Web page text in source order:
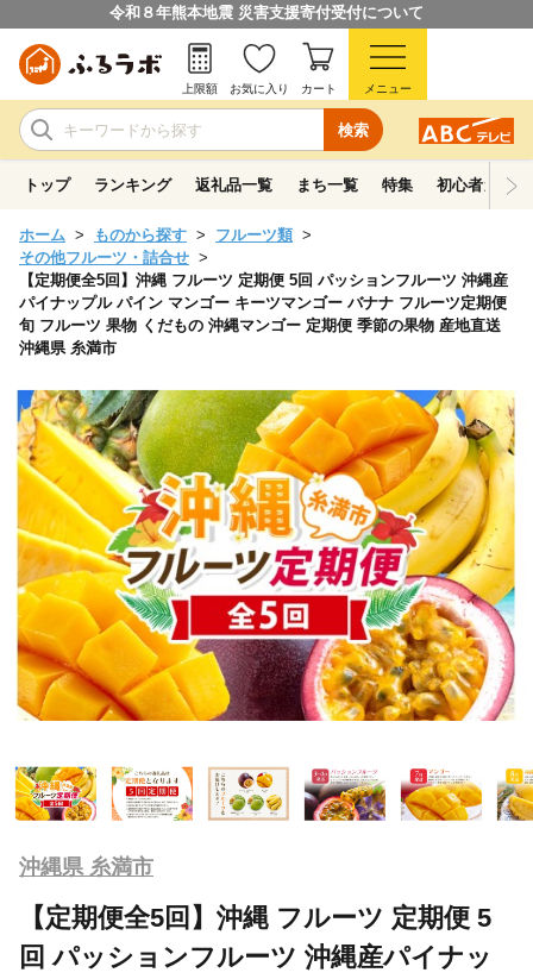
令和８年熊本地震 災害支援寄付受付について
検索
上限額 お気に入り カート メニュー
トップ ランキング 返礼品一覧 まち一覧 特集 初心者ガイド
ホーム ものから探す
フルーツ類
その他フルーツ・詰合せ
【定期便全5回】沖縄 フルーツ 定期便 5回 パッションフルーツ 沖縄産
パイナップル パイン マンゴー キーツマンゴー バナナ フルーツ定期便
旬 フルーツ 果物 くだもの 沖縄マンゴー 定期便 季節の果物 産地直送
沖縄県 糸満市
沖縄県 糸満市
【定期便全5回】沖縄 フルーツ 定期便 5
回 パッションフルーツ 沖縄産パイナッ